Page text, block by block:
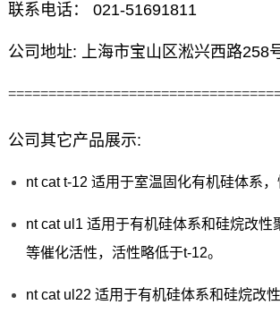
联系电话： 021-51691811
公司地址: 上海市宝山区淞兴西路258
公司其它产品展示:
nt cat t-12 适用于室温固化有机硅体系，
nt cat ul1 适用于有机硅体系和硅烷改性
等催化活性，活性略低于t-12。
nt cat ul22 适用于有机硅体系和硅烷改性